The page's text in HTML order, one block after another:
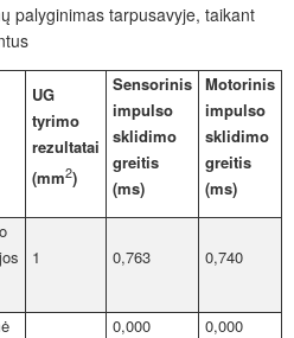
palyginimas tarpusavyje, taikant
UG
tyrimo
rezultatai
(mm2)
Sensorinis
impulso
sklidimo
greitis
(ms)
Motorinis
impulso
sklidimo
greitis
(ms)
1 0,763 0,740
0,000 0,000